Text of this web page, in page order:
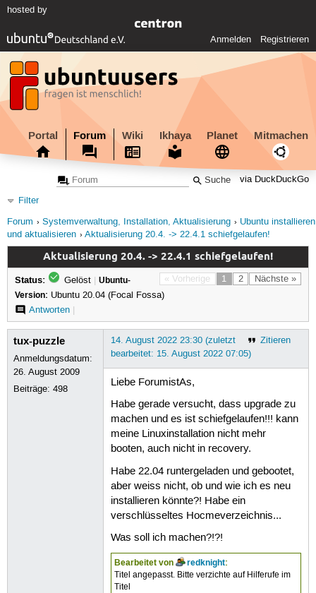
hosted by
Anmelden Registrieren
Portal Forum Wiki Ikhaya Planet Mitmachen
via DuckDuckGo
Filter
Forum
Systemverwaltung, Installation, Aktualisierung
Ubuntu installieren
und aktualisieren
Aktualisierung 20.4. -> 22.4.1 schiefgelaufen!
Aktualisierung 20.4. -> 22.4.1 schiefgelaufen!
« Vorherige 1 2 Nächste »
Status: Gelöst | Ubuntu-
Version: Ubuntu 20.04 (Focal Fossa)
Antworten|
tux-puzzle
Anmeldungsdatum:
26. August 2009
Beiträge:498
Zitieren
14. August 2022 23:30 (zuletzt
bearbeitet: 15. August 2022 07:05)
Liebe ForumistAs,
Habe gerade versucht, dass upgrade zu
machen und es ist schiefgelaufen!!! kann
meine Linuxinstallation nicht mehr
booten, auch nicht in recovery.
Habe 22.04 runtergeladen und gebootet,
aber weiss nicht, ob und wie ich es neu
installieren könnte?! Habe ein
verschlüsseltes Hocmeverzeichnis...
Was soll ich machen?!?!
Bearbeitet von redknight:
Titel angepasst. Bitte verzichte auf Hilferufe im
Titel